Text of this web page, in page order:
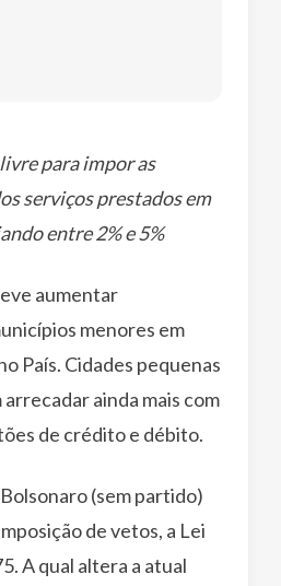
para impor as
serviços prestados em
entre 2% e 5%
aumentar
menores em
País. Cidades pequenas
ainda mais com
de crédito e débito.
(sem partido)
de vetos, a Lei
A qual altera a atual